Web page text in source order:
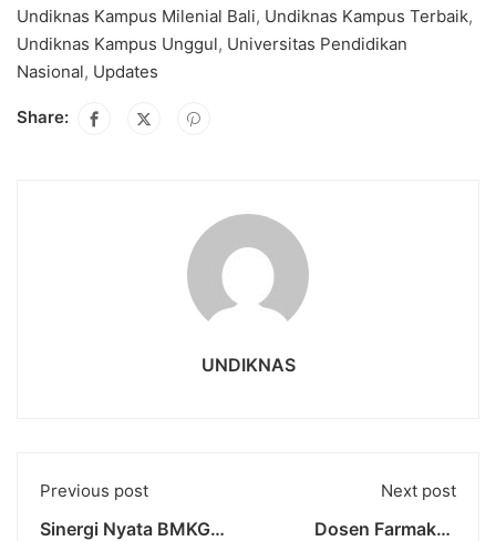
Undiknas Kampus Milenial Bali, Undiknas Kampus Terbaik,
Undiknas Kampus Unggul, Universitas Pendidikan
Nasional, Updates
Share:
UNDIKNAS
Previous post
Sinergi Nyata BMKG
Next post
Dosen Farmakes